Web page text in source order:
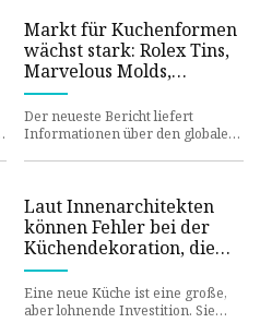
Markt für Kuchenformen
wächst stark: Rolex Tins,
Marvelous Molds,
Novacart, OVAIS METAL
INDUSTRIES
Der neueste Bericht liefert
Informationen über den globalen
Laut Innenarchitekten
können Fehler bei der
Küchendekoration, die
man vermeiden sollte,
Käufer abschrecken
Eine neue Küche ist eine große,
aber lohnende Investition. Sie